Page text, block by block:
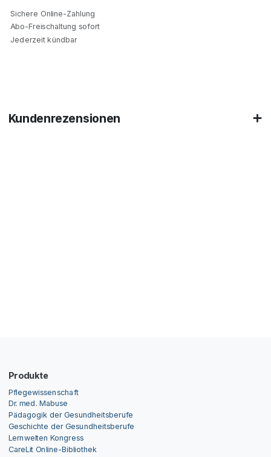
Sichere Online-Zahlung
Abo-Freischaltung sofort
Jederzeit kündbar
Kundenrezensionen
Produkte
Pflegewissenschaft
Dr. med. Mabuse
Pädagogik der Gesundheitsberufe
Geschichte der Gesundheitsberufe
Lernwelten Kongress
CareLit Online-Bibliothek